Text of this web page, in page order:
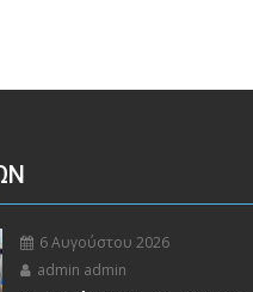
6 Αυγούστου 2026
admin admin